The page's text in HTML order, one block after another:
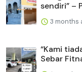
sendiri” –
3 months
“Kami
Sebar